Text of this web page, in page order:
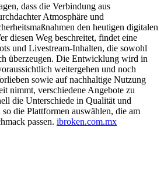
dass die Verbindung aus
Atmosphäre und
den heutigen digitalen
diesen Weg beschreitet, findet eine
und Livestream-Inhalten, die sowohl
überzeugen. Die Entwicklung wird in
weitergehen und noch
sowie auf nachhaltige Nutzung
nimmt, verschiedene Angebote zu
die Unterschiede in Qualität und
die Plattformen auswählen, die am
passen. ibroken.com.mx